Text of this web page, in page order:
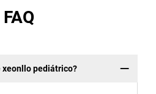
FAQ
xeonllo pediátrico?